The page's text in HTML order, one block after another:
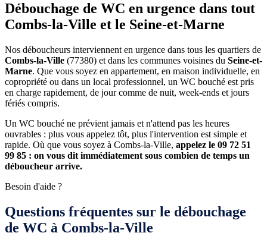
Débouchage de WC en urgence dans tout
Combs-la-Ville et le Seine-et-Marne
Nos déboucheurs interviennent en urgence dans tous les quartiers de
Combs-la-Ville (77380) et dans les communes voisines du Seine-et-
Marne. Que vous soyez en appartement, en maison individuelle, en
copropriété ou dans un local professionnel, un WC bouché est pris
en charge rapidement, de jour comme de nuit, week-ends et jours
fériés compris.
Un WC bouché ne prévient jamais et n'attend pas les heures
ouvrables : plus vous appelez tôt, plus l'intervention est simple et
rapide. Où que vous soyez à Combs-la-Ville, appelez le 09 72 51
99 85 : on vous dit immédiatement sous combien de temps un
déboucheur arrive.
Besoin d'aide ?
Questions fréquentes sur le débouchage
de WC à Combs-la-Ville